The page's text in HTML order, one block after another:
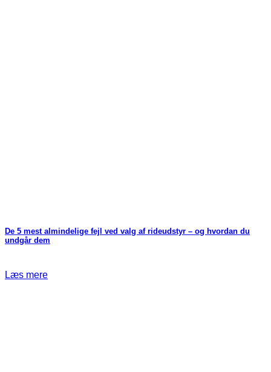
De 5 mest almindelige fejl ved valg af rideudstyr – og hvordan du
undgår dem
Læs mere